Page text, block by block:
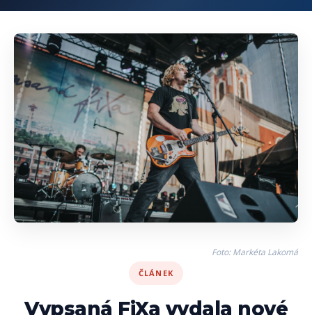
Foto: Markéta Lakomá
ČLÁNEK
Vypsaná FiXa vydala nové